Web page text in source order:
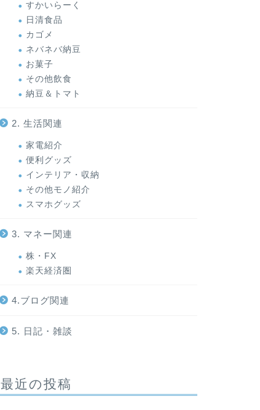
すかいらーく
日清食品
カゴメ
ネバネバ納豆
お菓子
その他飲食
納豆＆トマト
2. 生活関連
家電紹介
便利グッズ
インテリア・収納
その他モノ紹介
スマホグッズ
3. マネー関連
株・FX
楽天経済圏
4.ブログ関連
5. 日記・雑談
最近の投稿